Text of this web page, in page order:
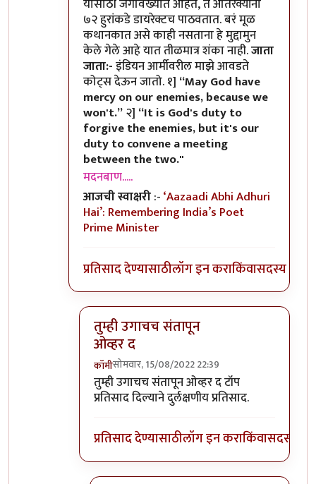
यासाठी जगविख्यात आहेत, ते अतिरेक्यांना
७२ हुरांकडे डायरेक्टच पाठवतात. बरं मूळ
कथानकात असे काही नसताना हे मुद्दामुन
केले गेले आहे यात तीळमात्र शंका नाही.जाता
जाता:-इंडियन आर्मीवरील माझे आवडते
कोट्स देऊन जातो. १] “May God have
mercy on our enemies, because we
won't.”२] “It is God's duty to
forgive the enemies, but it's our
duty to convene a meeting
between the two."
मदनबाण.....
आजची स्वाक्षरी:-‘Aazaadi Abhi Adhuri
Hai’: Remembering India’s Poet
Prime Minister
प्रतिसाद देण्यासाठीलॉग इन कराकिंवासदस्य व्हा
तुम्ही उगाचच संतापून
ओव्हर द
कॉमीसोमवार, 15/08/2022 22:39
In reply toतो पाकिस्तान कसा हलकट आहे हे
तुम्ही उगाचच संतापून ओव्हर द टॉप
प्रतिसाद दिल्याने दुर्लक्षणीय प्रतिसाद.
प्रतिसाद देण्यासाठीलॉग इन कराकिंवासदस्य व्हा